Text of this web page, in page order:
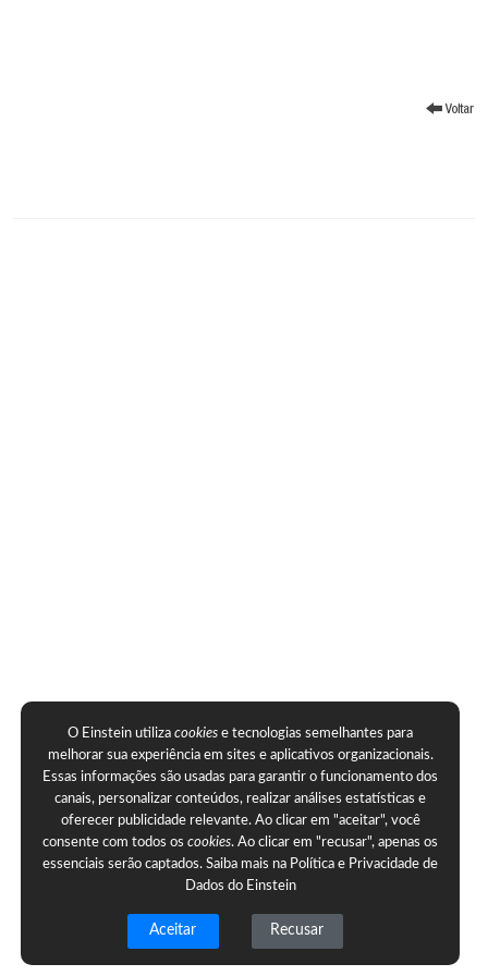
O Einstein utilizacookies e tecnologias semelhantes para
melhorar sua experiência em sites e aplicativos organizacionais.
Essas informações são usadas para garantir o funcionamento dos
canais, personalizar conteúdos, realizar análises estatísticas e
oferecer publicidade relevante. Ao clicar em "aceitar", você
consente com todos oscookies. Ao clicar em "recusar", apenas os
essenciais serão captados. Saiba mais na Política e Privacidade de
Dados do Einstein
Aceitar Recusar